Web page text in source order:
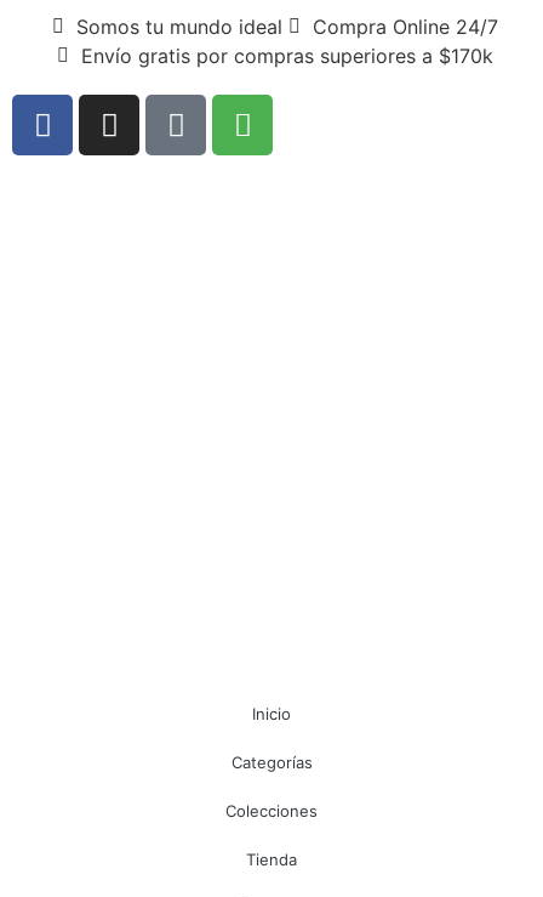
Somos tu mundo ideal
Compra Online 24/7
Envío gratis por compras superiores a $170k
Inicio
Categorías
Colecciones
Tienda